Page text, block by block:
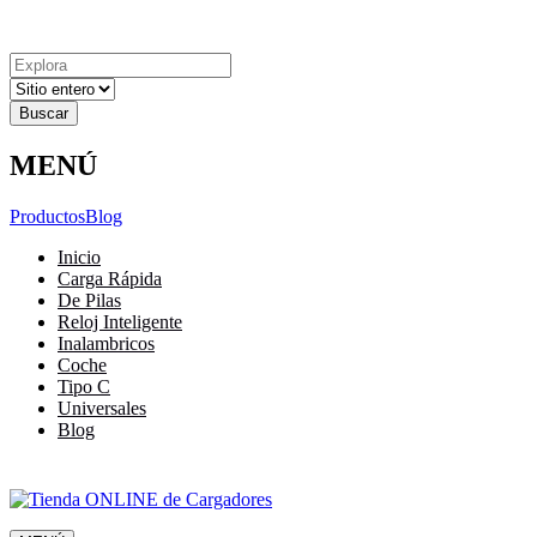
Resultados
para
MENÚ
ProductosBlog
Inicio
Carga Rápida
De Pilas
Reloj Inteligente
Inalambricos
Coche
Tipo C
Universales
Blog